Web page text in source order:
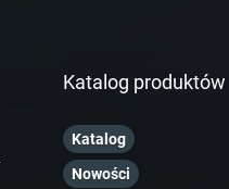
Katalog produktów
Katalog
Nowości